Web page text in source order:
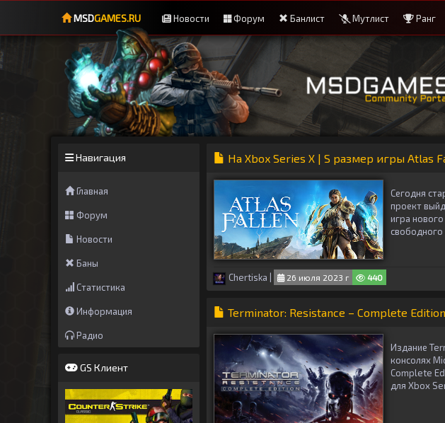
MSDGAMES.RU Новости Форум Банлист Мутлист Ранг
Навигация
Главная
Форум
Новости
Баны
Статистика
Информация
Радио
GS Клиент
На Xbox Series X | S размер игры Atlas
Сегодня
проект
игра
свободного
Chertiska 26 июля 2023 г 440
Terminator: Resistance – Complete
Издание
консолях
Complete
для Xbox